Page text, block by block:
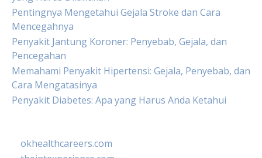
Pentingnya Mengetahui Gejala Stroke dan Cara
Mencegahnya
Penyakit Jantung Koroner: Penyebab, Gejala, dan
Pencegahan
Memahami Penyakit Hipertensi: Gejala, Penyebab, dan
Cara Mengatasinya
Penyakit Diabetes: Apa yang Harus Anda Ketahui
okhealthcareers.com